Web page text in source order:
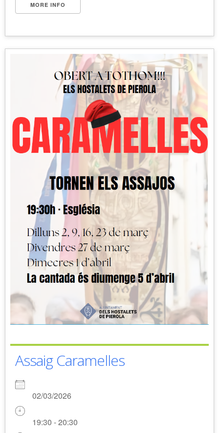
MORE INFO
Assaig Caramelles
02/03/2026
19:30 - 20:30